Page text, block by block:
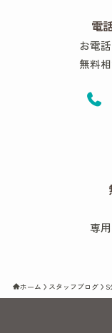
電
お電
無料
専
ホーム スタッフブログ